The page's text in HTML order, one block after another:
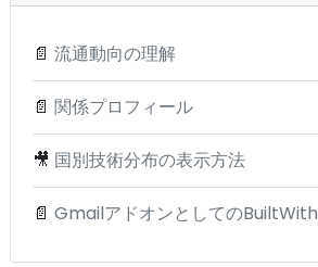
📄 流通動向の理解
📄 関係プロフィール
🎥 国別技術分布の表示方法
📄 GmailアドオンとしてのBuiltWith